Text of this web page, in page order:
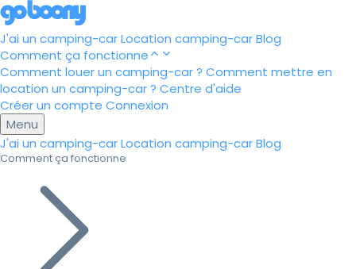
J'ai un camping-carLocation camping-carBlog
Comment ça fonctionne
Comment louer un camping-car ? Comment mettre en
location un camping-car ? Centre d'aide
Créer un compte Connexion
Menu
J'ai un camping-carLocation camping-carBlog
Comment ça fonctionne